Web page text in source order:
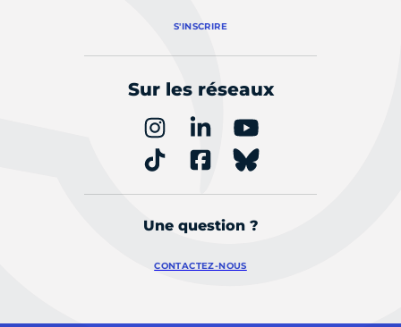
S'INSCRIRE
Sur les réseaux
Une question ?
CONTACTEZ-NOUS